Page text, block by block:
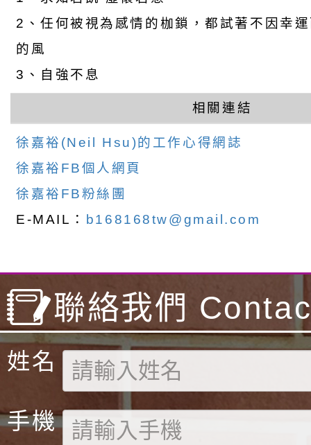
2、任何被視為感情的枷鎖，都試著不因幸
的風
3、自強不息
相關連結
徐嘉裕(Neil Hsu)的工作心得網誌
徐嘉裕FB個人網頁
徐嘉裕FB粉絲團
E-MAIL： b168168tw@gmail.com
聯絡我們
姓名
手機